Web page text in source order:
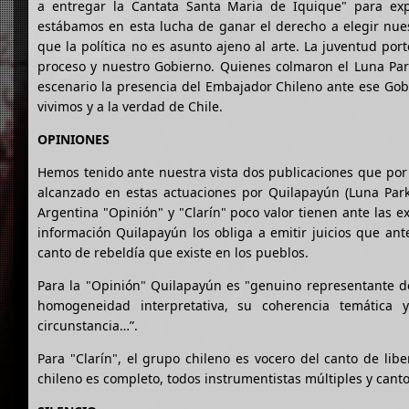
a entregar la Cantata Santa Maria de Iquique" para
estábamos en esta lucha de ganar el derecho a elegir
que la política no es asunto ajeno al arte. La juventud
proceso y nuestro Gobierno. Quienes colmaron el Luna
escenario la presencia del Embajador Chileno ante ese
vivimos y a la verdad de Chile.
OPINIONES
Hemos tenido ante nuestra vista dos publicaciones que
alcanzado en estas actuaciones por Quilapayún (Luna
Argentina "Opinión" y "Clarín" poco valor tienen ante las
información Quilapayún los obliga a emitir juicios que
canto de rebeldía que existe en los pueblos.
Para la "Opinión" Quilapayún es "genuino representante
homogeneidad interpretativa, su coherencia
circunstancia…”.
Para "Clarín", el grupo chileno es vocero del canto de
chileno es completo, todos instrumentistas múltiples y